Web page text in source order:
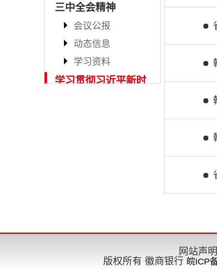
三中全会精神
会议公报
动态信息
学习资料
学习贯彻习近平新时
网站声明
版权所有 徽商银行 皖ICP